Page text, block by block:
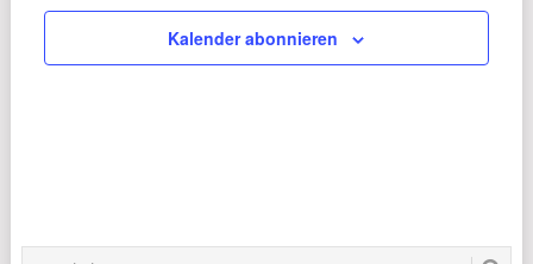
Kalender abonnieren